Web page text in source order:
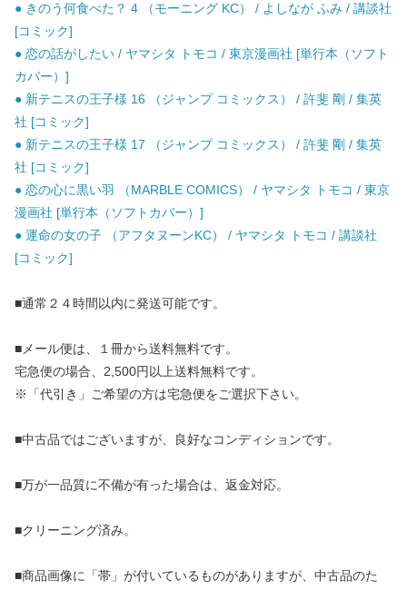
● きのう何食べた？ 4 （モーニング KC） / よしなが ふみ / 講談社
[コミック]
● 恋の話がしたい / ヤマシタ トモコ / 東京漫画社 [単行本（ソフト
カバー）]
● 新テニスの王子様 16 （ジャンプ コミックス） / 許斐 剛 / 集英
社 [コミック]
● 新テニスの王子様 17 （ジャンプ コミックス） / 許斐 剛 / 集英
社 [コミック]
● 恋の心に黒い羽 （MARBLE COMICS） / ヤマシタ トモコ / 東京
漫画社 [単行本（ソフトカバー）]
● 運命の女の子 （アフタヌーンKC） / ヤマシタ トモコ / 講談社
[コミック]
■通常２４時間以内に発送可能です。
■メール便は、１冊から送料無料です。
宅急便の場合、2,500円以上送料無料です。
※「代引き」ご希望の方は宅急便をご選択下さい。
■中古品ではございますが、良好なコンディションです。
■万が一品質に不備が有った場合は、返金対応。
■クリーニング済み。
■商品画像に「帯」が付いているものがありますが、中古品のた